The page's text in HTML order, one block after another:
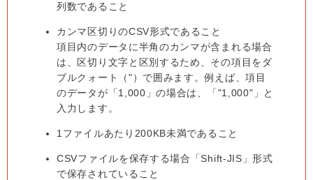
列数であること
カンマ区切りのCSV形式であること
項目内のデータに半角のカンマが含まれる場合
は、区切り文字と区別するため、その項目をダ
ブルクォート（"）で囲みます。例えば、項目
のデータが「1,000」の場合は、「"1,000"」と
入力します。
1ファイルあたり200KB未満であること
CSVファイルを保存する場合「Shift-JIS」形式
で保存されていること